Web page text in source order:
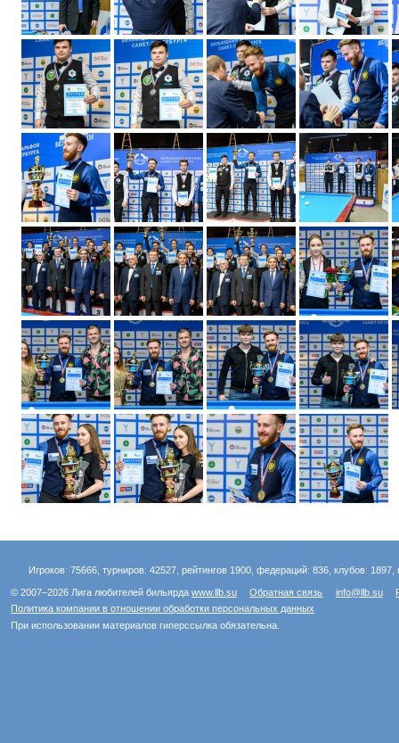
Игроков: 75666, турниров: 42527, рейтингов 1900, федераций: 836, клубов:
© 2007–2026 Лига любителей бильярдаwww.llb.su Обратная связь info@llb.su
Политика компании в отношении обработки персональных данных
При использовании материалов гиперссылка обязательна.